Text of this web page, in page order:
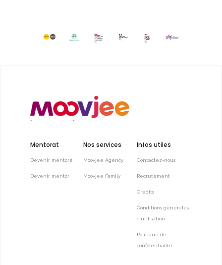
Mentorat
Devenir mentoré
Devenir mentor
Nos services
Moovjee Agency
Moovjee Family
Infos utiles
Contactez-nous
Recrutement
Crédits
Conditions générales
d’utilisation
Politique de
confidentialité